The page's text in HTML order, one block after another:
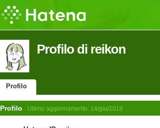
Profilo di reikon
Profilo
Profilo Ultimo aggiornamento: 14/giu/2018